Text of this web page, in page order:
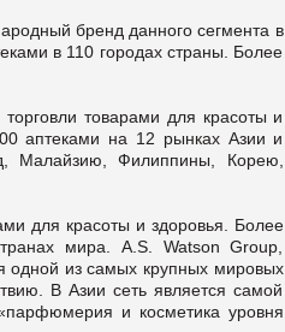
бренд данного сегмента в
в 110 городах страны. Более
товарами для красоты и
аптеками на 12 рынках Азии и
Малайзию, Филиппины, Корею,
для красоты и здоровья. Более
мира. A.S. Watson Group,
одной из самых крупных мировых
В Азии сеть является самой
и косметика уровня